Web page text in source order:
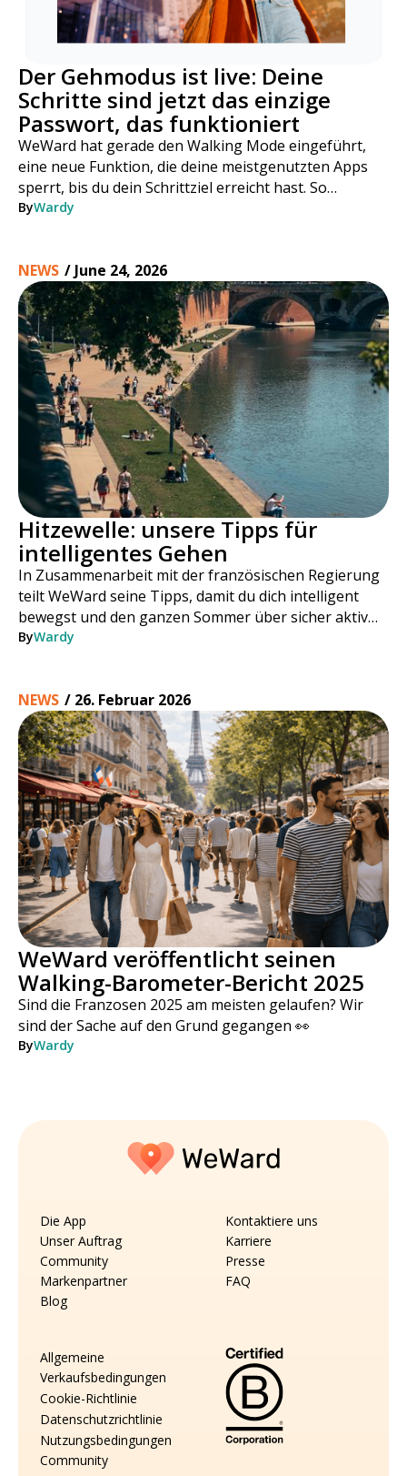
Der Gehmodus ist live: Deine
Schritte sind jetzt das einzige
Passwort, das funktioniert
WeWard hat gerade den Walking Mode eingeführt,
eine neue Funktion, die deine meistgenutzten Apps
sperrt, bis du dein Schrittziel erreicht hast. So
funktioniert's, Schritt für Schritt.
ByWardy
NEWS /June 24, 2026
Hitzewelle: unsere Tipps für
intelligentes Gehen
In Zusammenarbeit mit der französischen Regierung
teilt WeWard seine Tipps, damit du dich intelligent
bewegst und den ganzen Sommer über sicher aktiv
bleibst.
ByWardy
NEWS / 26. Februar 2026
WeWard veröffentlicht seinen
Walking-Barometer-Bericht 2025
Sind die Franzosen 2025 am meisten gelaufen? Wir
sind der Sache auf den Grund gegangen 👀
ByWardy
Die App
Unser Auftrag
Community
Markenpartner
Blog
Kontaktiere uns
Karriere
Presse
FAQ
Allgemeine
Verkaufsbedingungen
Cookie-Richtlinie
Datenschutzrichtlinie
Nutzungsbedingungen
Community